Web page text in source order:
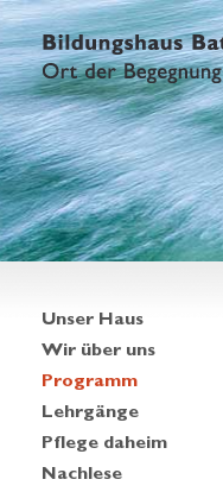
Unser Haus
Wir über uns
Programm
Lehrgänge
Pflege daheim
Nachlese